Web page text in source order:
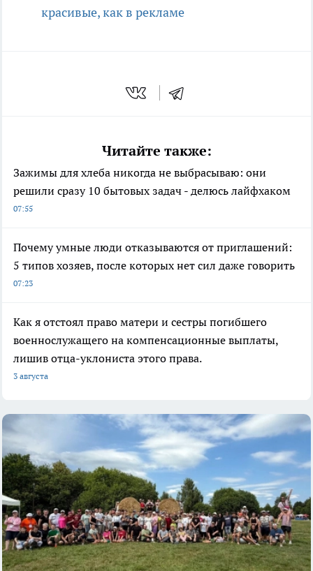
красивые, как в рекламе
Читайте также:
Зажимы для хлеба никогда не выбрасываю: они
решили сразу 10 бытовых задач - делюсь лайфхаком
07:55
Почему умные люди отказываются от приглашений:
5 типов хозяев, после которых нет сил даже говорить
07:23
Как я отстоял право матери и сестры погибшего
военнослужащего на компенсационные выплаты,
лишив отца-уклониста этого права.
3 августа